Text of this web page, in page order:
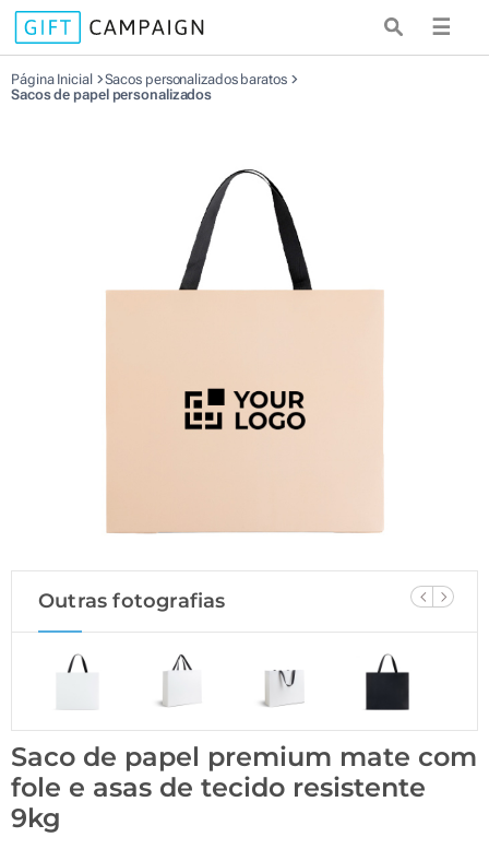
☰
Página Inicial
Sacos personalizados baratos
Sacos de papel personalizados
Outras fotografias
Saco de papel premium mate com
fole e asas de tecido resistente
9kg